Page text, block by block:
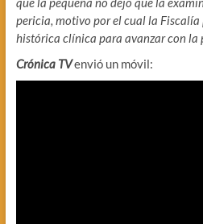
pericia, motivo por el cual la
histórica clínica para avanzar con la
Crónica TVenvió un móvil: